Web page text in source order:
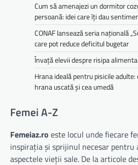
Cum să amenajezi un dormitor
persoană: idei care îți dau
CONAF lansează seria națională
care pot reduce deficitul bugetar
Învață elevii despre risipa
Hrana ideală pentru pisicile
hrana uscată și cea umedă
Femei A-Z
Femeiaz.ro este locul unde fiecare
inspirația și sprijinul necesar
aspectele vieții sale. De la articole